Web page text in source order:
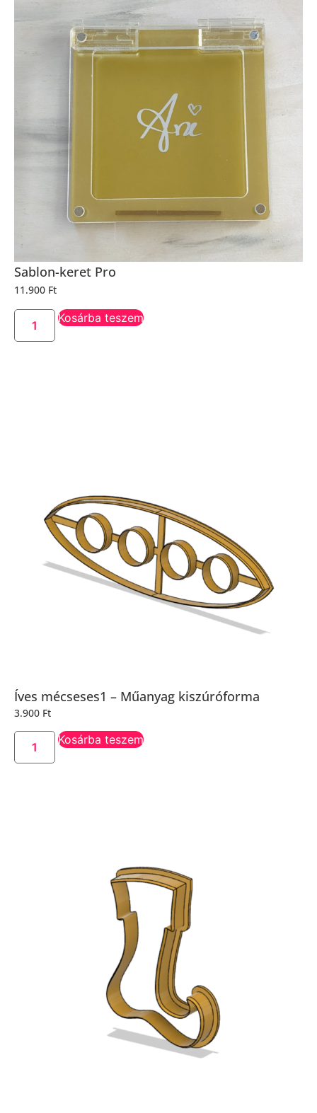
Sablon-keret Pro
11.900 Ft
Kosárba teszem
Íves mécseses1 – Műanyag kiszúróforma
3.900 Ft
Kosárba teszem